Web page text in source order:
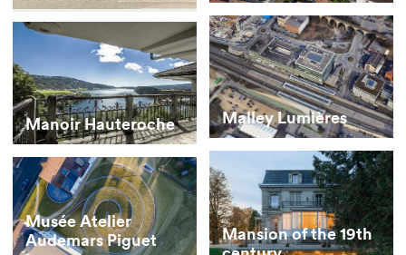
Malley Lumières
Manoir Hauteroche
Mansion of the 19th
Musée Atelier
Audemars Piguet